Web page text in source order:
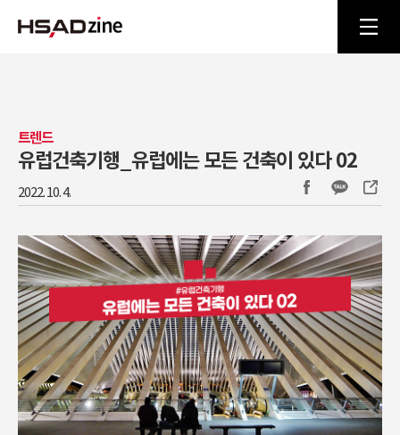
트렌드
유럽건축기행_유럽에는 모든 건축이 있다 02
2022. 10. 4.